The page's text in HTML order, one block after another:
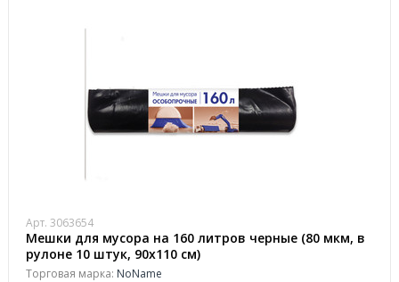
Арт. 3063654
Мешки для мусора на 160 литров черные (80 мкм, в
рулоне 10 штук, 90x110 см)
Торговая марка: NoName